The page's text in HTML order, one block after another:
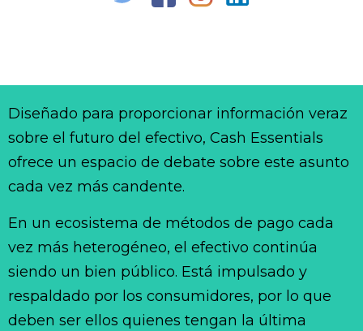
Diseñado para proporcionar información veraz
sobre el futuro del efectivo, Cash Essentials
ofrece un espacio de debate sobre este asunto
cada vez más candente.
En un ecosistema de métodos de pago cada
vez más heterogéneo, el efectivo continúa
siendo un bien público. Está impulsado y
respaldado por los consumidores, por lo que
deben ser ellos quienes tengan la última